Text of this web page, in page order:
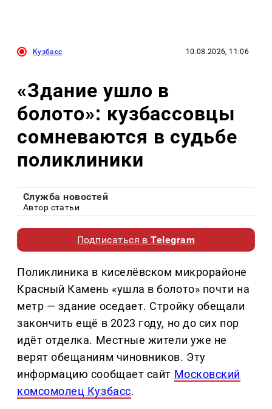
Кузбасс 10.08.2026, 11:06
«Здание ушло в
болото»: кузбассовцы
сомневаются в судьбе
поликлиники
Служба новостей
Автор статьи
Подписаться вTelegram
Поликлиника в киселёвском микрорайоне
Красный Камень «ушла в болото» почти на
метр — здание оседает. Стройку обещали
закончить ещё в 2023 году, но до сих пор
идёт отделка. Местные жители уже не
верят обещаниям чиновников. Эту
информацию сообщает сайт Московский
комсомолец Кузбасс.